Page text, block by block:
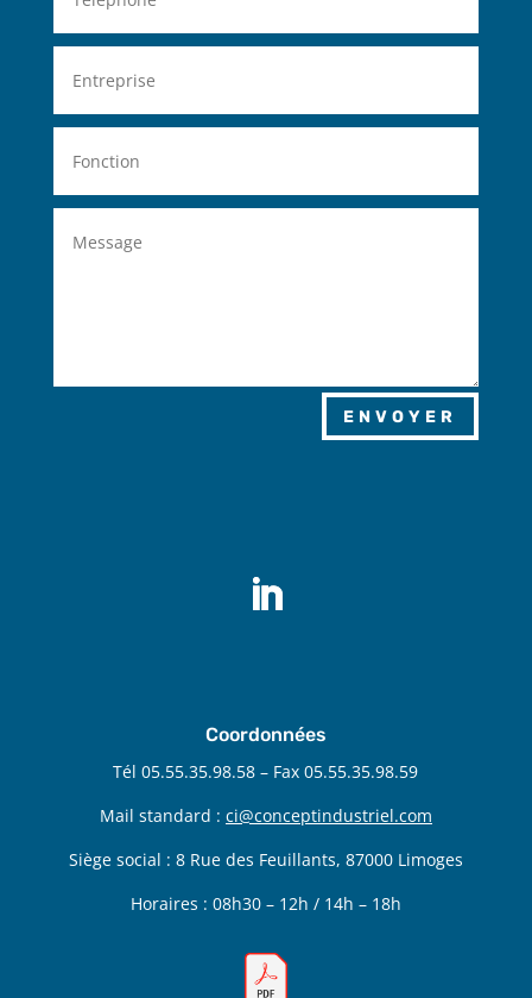
ENVOYER
Coordonnées
Tél 05.55.35.98.58 – Fax 05.55.35.98.59
Mail standard : ci@conceptindustriel.com
Siège social : 8 Rue des Feuillants, 87000 Limoges
Horaires : 08h30 – 12h / 14h – 18h